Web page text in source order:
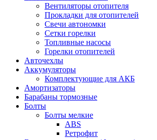
Вентиляторы отопителя
Прокладки для отопителей
Свечи автономки
Сетки горелки
Топливные насосы
Горелки отопителей
Авточехлы
Аккумуляторы
Комплектующие для АКБ
Амортизаторы
Барабаны тормозные
Болты
Болты мелкие
ABS
Ретрофит